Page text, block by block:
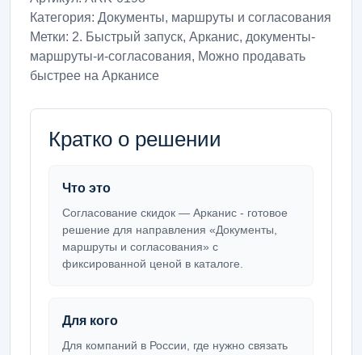
Категория: Документы, маршруты и согласования
Метки: 2. Быстрый запуск, Арканис, документы-
маршруты-и-согласования, Можно продавать
быстрее на Арканисе
Кратко о решении
Что это
Согласование скидок — Арканис - готовое
решение для направления «Документы,
маршруты и согласования» с
фиксированной ценой в каталоге.
Для кого
Для компаний в России, где нужно связать